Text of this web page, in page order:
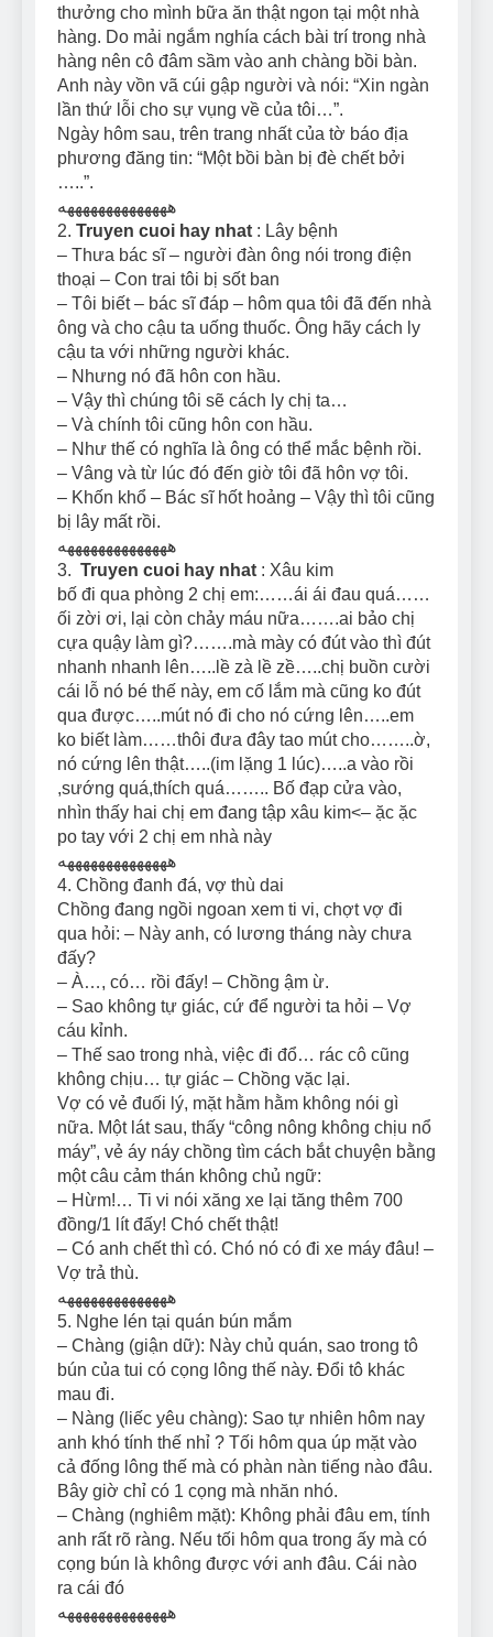
thưởng cho mình bữa ăn thật ngon tại một nhà
hàng. Do mải ngắm nghía cách bài trí trong nhà
hàng nên cô đâm sầm vào anh chàng bồi bàn.
Anh này vồn vã cúi gập người và nói: “Xin ngàn
lần thứ lỗi cho sự vụng về của tôi…”.
Ngày hôm sau, trên trang nhất của tờ báo địa
phương đăng tin: “Một bồi bàn bị đè chết bởi
…..”.
ههههههههههههههه
2. Truyen cuoi hay nhat : Lây bệnh
– Thưa bác sĩ – người đàn ông nói trong điện
thoại – Con trai tôi bị sốt ban
– Tôi biết – bác sĩ đáp – hôm qua tôi đã đến nhà
ông và cho cậu ta uống thuốc. Ông hãy cách ly
cậu ta với những người khác.
– Nhưng nó đã hôn con hầu.
– Vậy thì chúng tôi sẽ cách ly chị ta…
– Và chính tôi cũng hôn con hầu.
– Như thế có nghĩa là ông có thể mắc bệnh rồi.
– Vâng và từ lúc đó đến giờ tôi đã hôn vợ tôi.
– Khốn khổ – Bác sĩ hốt hoảng – Vậy thì tôi cũng
bị lây mất rồi.
ههههههههههههههه
3. Truyen cuoi hay nhat : Xâu kim
bố đi qua phòng 2 chị em:……ái ái đau quá……
ối zời ơi, lại còn chảy máu nữa…….ai bảo chị
cựa quậy làm gì?…….mà mày có đút vào thì đút
nhanh nhanh lên…..lề zà lề zề…..chị buồn cười
cái lỗ nó bé thế này, em cố lắm mà cũng ko đút
qua được…..mút nó đi cho nó cứng lên…..em
ko biết làm……thôi đưa đây tao mút cho……..ờ,
nó cứng lên thật…..(im lặng 1 lúc)…..a vào rồi
,sướng quá,thích quá…….. Bố đạp cửa vào,
nhìn thấy hai chị em đang tập xâu kim<– ặc ặc
po tay với 2 chị em nhà này
ههههههههههههههه
4. Chồng đanh đá, vợ thù dai
Chồng đang ngồi ngoan xem ti vi, chợt vợ đi
qua hỏi: – Này anh, có lương tháng này chưa
đấy?
– À…, có… rồi đấy! – Chồng ậm ừ.
– Sao không tự giác, cứ để người ta hỏi – Vợ
cáu kỉnh.
– Thế sao trong nhà, việc đi đổ… rác cô cũng
không chịu… tự giác – Chồng vặc lại.
Vợ có vẻ đuối lý, mặt hằm hằm không nói gì
nữa. Một lát sau, thấy “công nông không chịu nổ
máy”, vẻ áy náy chồng tìm cách bắt chuyện bằng
một câu cảm thán không chủ ngữ:
– Hừm!… Ti vi nói xăng xe lại tăng thêm 700
đồng/1 lít đấy! Chó chết thật!
– Có anh chết thì có. Chó nó có đi xe máy đâu! –
Vợ trả thù.
ههههههههههههههه
5. Nghe lén tại quán bún mắm
– Chàng (giận dữ): Này chủ quán, sao trong tô
bún của tui có cọng lông thế này. Đổi tô khác
mau đi.
– Nàng (liếc yêu chàng): Sao tự nhiên hôm nay
anh khó tính thế nhỉ ? Tối hôm qua úp mặt vào
cả đống lông thế mà có phàn nàn tiếng nào đâu.
Bây giờ chỉ có 1 cọng mà nhăn nhó.
– Chàng (nghiêm mặt): Không phải đâu em, tính
anh rất rõ ràng. Nếu tối hôm qua trong ấy mà có
cọng bún là không được với anh đâu. Cái nào
ra cái đó
ههههههههههههههه